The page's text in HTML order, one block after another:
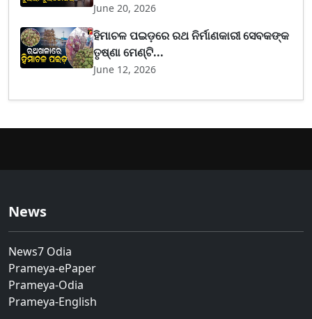
June 20, 2026
ହିମାଚଳ ପଇଡ଼ରେ ରଥ ନିର୍ମାଣକାରୀ ସେବକଙ୍କ
ତୃଷ୍ଣା ମେଣ୍ଟି...
June 12, 2026
News
News7 Odia
Prameya-ePaper
Prameya-Odia
Prameya-English